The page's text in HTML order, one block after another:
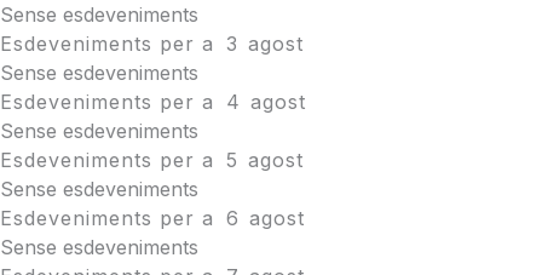
Sense esdeveniments
Esdeveniments per a 3 agost
Sense esdeveniments
Esdeveniments per a
4 agost
Sense esdeveniments
Esdeveniments per a 5 agost
Sense esdeveniments
Esdeveniments per a 6 agost
Sense esdeveniments